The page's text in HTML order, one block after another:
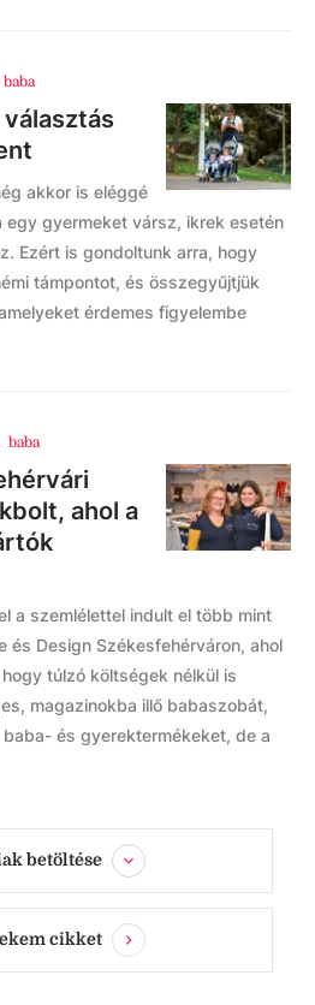
baba
akkor is eléggé
egy gyermeket vársz, ikrek esetén
Ezért is gondoltunk arra, hogy
támpontot, és összegyűjtjük
érdemes figyelembe
baba
ahol a
a szemlélettel indult el több mint
és Design Székesfehérváron, ahol
túlzó költségek nélkül is
magazinokba illő babaszobát,
és gyerektermékeket, de a
betöltése
cikket